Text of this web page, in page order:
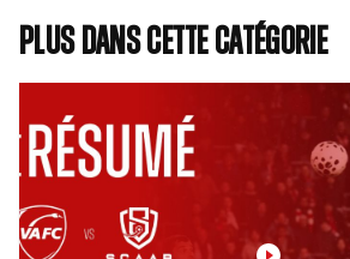
Plus dans cette catégorie